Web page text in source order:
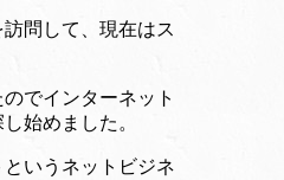
問して、現在はス
でインターネット
始めました。
いうネットビジネ